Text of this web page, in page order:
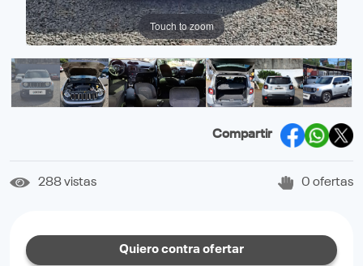
Touch to zoom
Compartir
288 vistas 0 ofertas
Quiero contra ofertar